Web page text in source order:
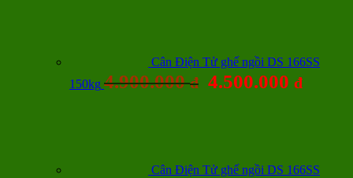
Cân Điện Tử ghế ngồi DS 166SS
150kg 4.900.000đ 4.500.000 đ
Cân Điện Tử ghế ngồi DS 166SS